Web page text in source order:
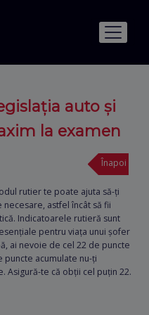
auto și
la examen
Înapoi
rutierte poate ajuta să-ți
astfel încât să fii
Indicatoarele rutieră sunt
pentru viața unui șofer
ai nevoie de cel 22 de puncte
puncte acumulate nu-ți
Asigură-te că obții cel puțin 22.